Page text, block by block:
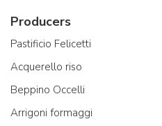
Producers
Pastificio Felicetti
Acquerello riso
Beppino Occelli
Arrigoni formaggi